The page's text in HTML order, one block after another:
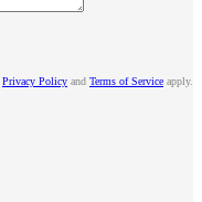
Privacy Policy and Terms of Service apply.